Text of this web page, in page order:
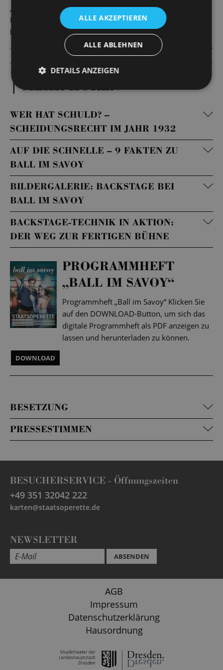
„Känguru“, um nur einen Monat später durch die
Ernennung Adolf Hitlers zum Reichskanzler seinem
brutalen Ende entgegen zu taumeln.
MEHR LESEN | MEHR SEHEN
| MEHR HÖREN
WER HAT SCHULD? –
SCHEIDUNGSRECHT IM JAHR 1932
AUF DIE SCHNELLE – 9 FAKTEN ZU
BALL IM SAVOY
BILDERGALERIE: BACKSTAGE BEI
BALL IM SAVOY
BACKSTAGE-TECHNIK IN AKTION:
DER WEG ZUR FERTIGEN BÜHNE
PROGRAMMHEFT
„BALL IM SAVOY“
Programmheft „Ball im Savoy“ Klicken Sie
auf den DOWNLOAD-Button, um sich das
digitale Programmheft als PDF anzeigen zu
lassen und herunterladen zu können.
DOWNLOAD
BESETZUNG
PRESSESTIMMEN
BESUCHERSERVICE - Öffnungszeiten
+49 351 32042 222
karten@staatsoperette.de
NEWSLETTER
ABSENDEN
AGB
Impressum
Datenschutzerklärung
Hausordnung
ALLE AKZEPTIEREN
ALLE ABLEHNEN
DETAILS ANZEIGEN